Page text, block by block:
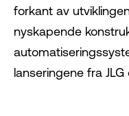
forkant av
nyskapende
lanseringene fra JLG